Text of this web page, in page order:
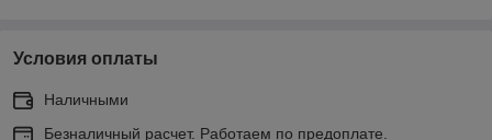
Условия оплаты
Наличными
Безналичный расчет. Работаем по предоплате.